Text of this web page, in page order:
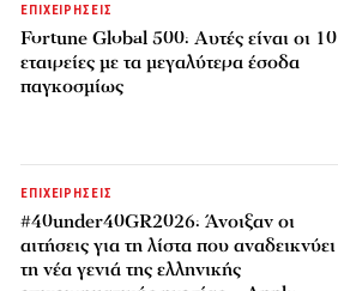
ΕΠΙΧΕΙΡΗΣΕΙΣ
Fortune Global 500: Αυτές είναι οι 10
εταιρείες με τα μεγαλύτερα έσοδα
παγκοσμίως
ΕΠΙΧΕΙΡΗΣΕΙΣ
#40under40GR2026: Άνοιξαν οι
αιτήσεις για τη λίστα που αναδεικνύει
τη νέα γενιά της ελληνικής